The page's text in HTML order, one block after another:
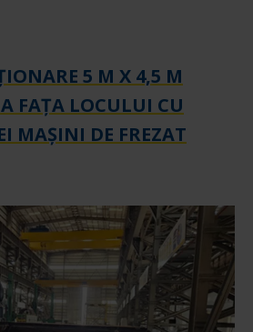
5 M X 4,5 M
FAȚA LOCULUI CU
MAȘINI DE FREZAT